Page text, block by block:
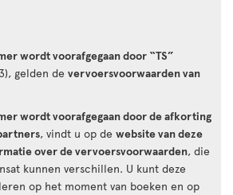
wordt voorafgegaan door “TS”
gelden de vervoersvoorwaarden van
wordt voorafgegaan door de afkorting
, vindt u op de website van deze
over de vervoersvoorwaarden, die
kunnen verschillen. U kunt deze
op het moment van boeken en op